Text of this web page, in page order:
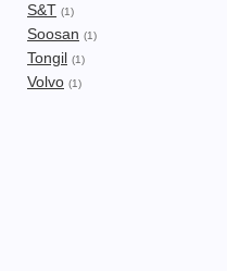
S&T (1)
Soosan (1)
Tongil (1)
Volvo (1)